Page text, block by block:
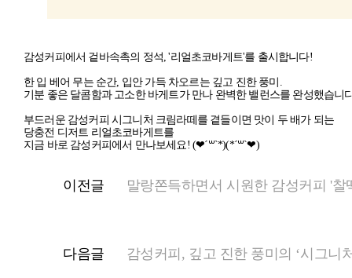
감성커피에서 겉바속촉의 정석, '리얼초코바게트'를 출시합니다!
한 입 베어 무는 순간, 입안 가득 차오르는 깊고 진한 풍미.
기분 좋은 달콤함과 고소한 바게트가 만나 완벽한 밸런스를 완성했습니
부드러운 감성커피 시그니처 크림라떼를 곁들이면 맛이 두 배가 되는
당충전 디저트 리얼초코바게트를
지금 바로 감성커피에서 만나보세요! (❤´꒳`*)(*´꒳`❤)
이전글 말랑쫀득하면서 시원한 감성커피 '
다음글 감성커피, 깊고 진한 풍미의 ‘시그니